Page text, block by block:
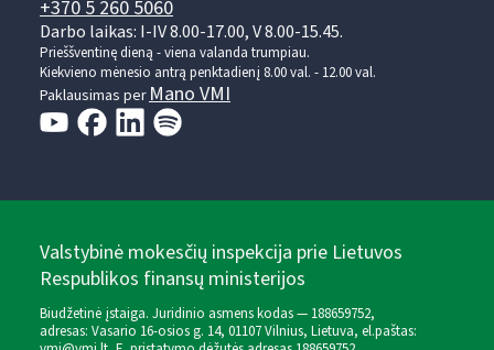
+370 5 260 5060
Darbo laikas: I-IV 8.00-17.00, V 8.00-15.45.
Prieššventinę dieną - viena valanda trumpiau.
Kiekvieno mėnesio antrą penktadienį 8.00 val. - 12.00 val.
Paklausimas perMano VMI
Valstybinė mokesčių inspekcija prie Lietuvos
Respublikos finansų ministerijos
Biudžetinė įstaiga. Juridinio asmens kodas — 188659752,
adresas: Vasario 16-osios g. 14, 01107 Vilnius, Lietuva, el.paštas: